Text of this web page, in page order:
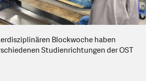
Blockwoche haben
Studienrichtungen der OST